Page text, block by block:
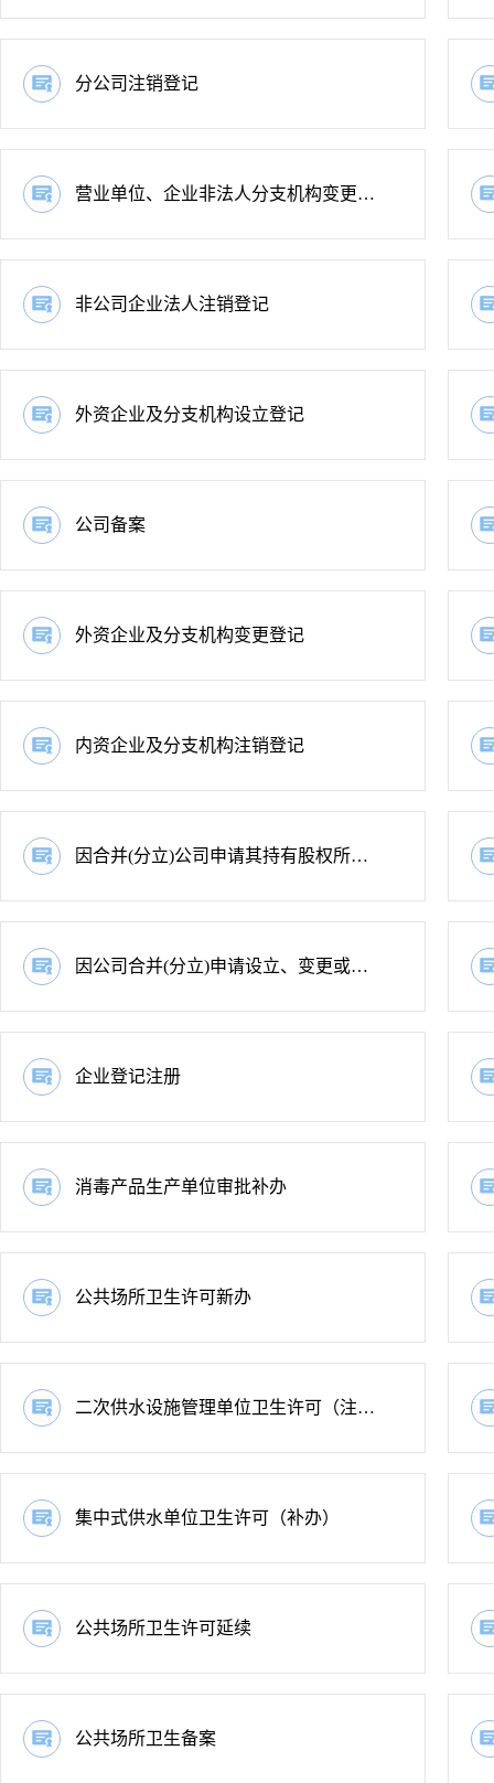
分公司注销登记
营业单位、企业非法人分支机构变更登记
非公司企业法人注销登记
外资企业及分支机构设立登记
公司备案
外资企业及分支机构变更登记
内资企业及分支机构注销登记
因合并(分立)公司申请其持有股权所在公司的变更登记
因公司合并(分立)申请设立、变更或注销登记
企业登记注册
消毒产品生产单位审批补办
公共场所卫生许可新办
二次供水设施管理单位卫生许可（注销）
集中式供水单位卫生许可（补办）
公共场所卫生许可延续
公共场所卫生备案